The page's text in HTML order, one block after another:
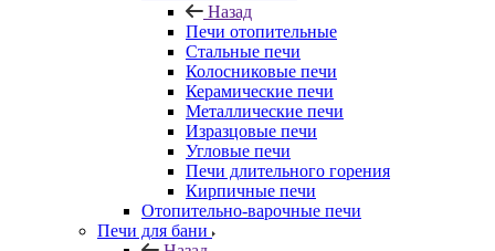
Назад
Печи отопительные
Стальные печи
Колосниковые печи
Керамические печи
Металлические печи
Изразцовые печи
Угловые печи
Печи длительного горения
Кирпичные печи
Отопительно-варочные печи
Печи для бани